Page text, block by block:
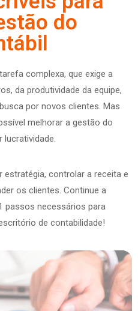
do
complexa, que exige a
da produtividade da equipe,
por novos clientes. Mas
melhorar a gestão do
estratégia, controlar a receita e
os clientes. Continue a
passos necessários para
de contabilidade!